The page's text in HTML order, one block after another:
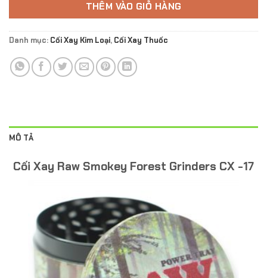
THÊM VÀO GIỎ HÀNG
Danh mục: Cối Xay Kim Loại, Cối Xay Thuốc
MÔ TẢ
Cối Xay Raw Smokey Forest Grinders CX -17